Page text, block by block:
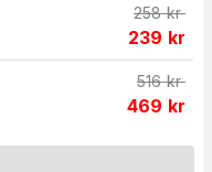
258 kr
239 kr
516 kr
469 kr